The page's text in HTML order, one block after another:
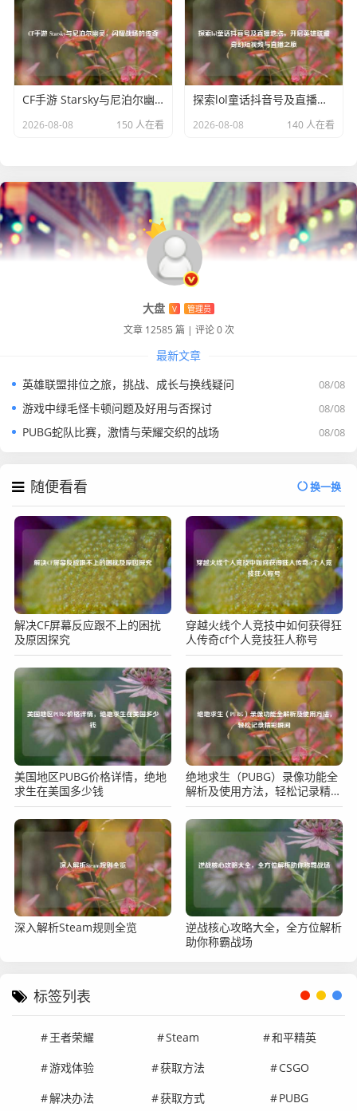
CF手游 Starsky与尼泊尔幽灵，闪耀战场的传奇
2026-08-08 150 人在看
探索lol童话抖音号及直播地点，开启英雄联盟奇幻短视频与直播之旅
2026-08-08 140 人在看
大盘 V 管理员
文章 12585 篇 | 评论 0 次
最新文章
08/08
英雄联盟排位之旅，挑战、成长与换线疑问
08/08
游戏中绿毛怪卡顿问题及好用与否探讨
08/08
PUBG蛇队比赛，激情与荣耀交织的战场
随便看看 换一换
解决CF屏幕反应跟不上的困扰
及原因探究
穿越火线个人竞技中如何获得狂
人传奇cf个人竞技狂人称号
美国地区PUBG价格详情，绝地
求生在美国多少钱
绝地求生（PUBG）录像功能全
解析及使用方法，轻松记录精彩
瞬间
深入解析Steam规则全览
逆战核心攻略大全，全方位解析
助你称霸战场
标签列表
王者荣耀 Steam
和平精英
游戏体验
获取方法
CSGO
解决办法
获取方式 PUBG